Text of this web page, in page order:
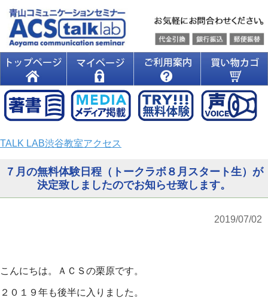
TALK LAB渋谷教室アクセス
７月の無料体験日程（トークラボ８月スタート生）が
決定致しましたのでお知らせ致します。
2019/07/02
こんにちは。ＡＣＳの栗原です。
２０１９年も後半に入りました。